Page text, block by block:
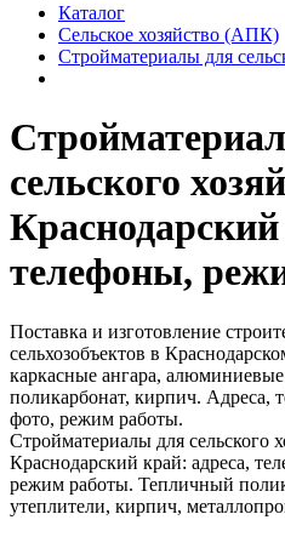
Каталог
Сельское хозяйство (АПК)
Стройматериалы для
сельского
телефоны,
Поставка и изготовление
сельхозобъектов в
каркасные ангара,
поликарбонат, кирпич. Адреса,
фото, режим работы.
Стройматериалы для сельского
Краснодарский край: адреса,
режим работы. Тепличный
утеплители, кирпич,